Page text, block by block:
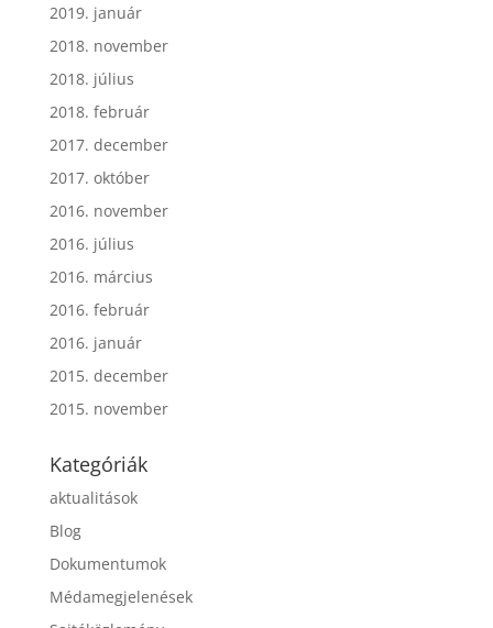
2019. január
2018. november
2018. július
2018. február
2017. december
2017. október
2016. november
2016. július
2016. március
2016. február
2016. január
2015. december
2015. november
Kategóriák
aktualitások
Blog
Dokumentumok
Médamegjelenések